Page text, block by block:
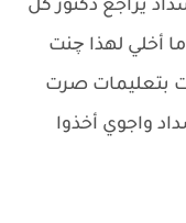
يراجع دكتور كل
وانه غير 4 نقاط ما أخلي لهذا چنت
بتعليمات صرت
سداد واجوي أخذوا